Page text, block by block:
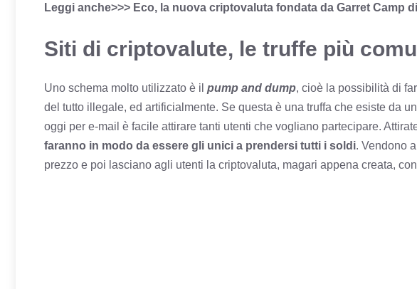
Leggi anche>>> Eco, la nuova criptovaluta fondata da Garret Camp
Siti di criptovalute, le truffe più
Uno schema molto utilizzato è il pump and dump, cioè la possibilità di
del tutto illegale, ed artificialmente. Se questa è una truffa che esiste da
oggi per e-mail è facile attirare tanti utenti che vogliano partecipare.
faranno in modo da essere gli unici a prendersi tutti i soldi. Vendono
prezzo e poi lasciano agli utenti la criptovaluta, magari appena creata,